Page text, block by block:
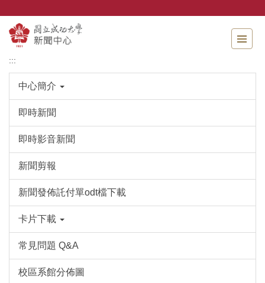
主
要
內
:::
中心簡介
即時新聞
即時影音新聞
新聞剪報
新聞發佈託付單odt檔下載
卡片下載
常見問題 Q&A
校區系館分佈圖